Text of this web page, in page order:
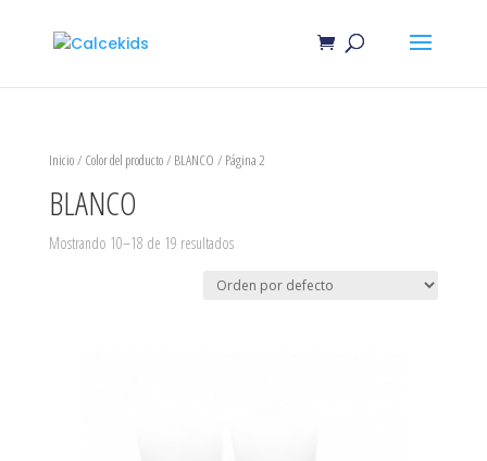
Inicio/ Color del producto / BLANCO / Página 2
BLANCO
Mostrando 10–18 de 19 resultados